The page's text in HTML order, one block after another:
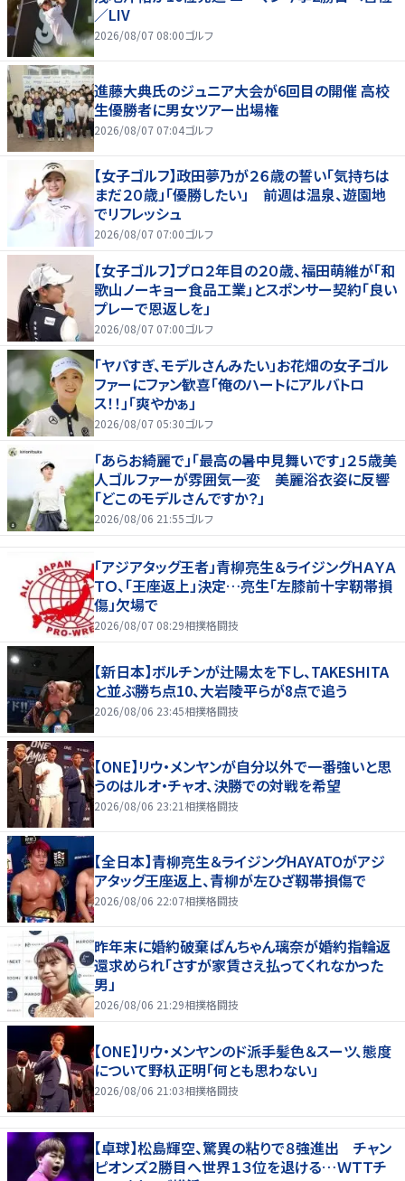
／LIV
2026/08/07 08:00ゴルフ
進藤大典氏のジュニア大会が6回目の開催 高校
生優勝者に男女ツアー出場権
2026/08/07 07:04ゴルフ
【女子ゴルフ】政田夢乃が２６歳の誓い「気持ちは
まだ２０歳」「優勝したい」 前週は温泉、遊園地
でリフレッシュ
2026/08/07 07:00ゴルフ
【女子ゴルフ】プロ２年目の２０歳、福田萌維が「和
歌山ノーキョー食品工業」とスポンサー契約「良い
プレーで恩返しを」
2026/08/07 07:00ゴルフ
「ヤバすぎ、モデルさんみたい」お花畑の女子ゴル
ファーにファン歓喜「俺のハートにアルバトロ
ス！！」「爽やかぁ」
2026/08/07 05:30ゴルフ
「あらお綺麗で」「最高の暑中見舞いです」２５歳美
人ゴルファーが雰囲気一変 美麗浴衣姿に反響
「どこのモデルさんですか？」
2026/08/06 21:55ゴルフ
「アジアタッグ王者」青柳亮生＆ライジングＨＡＹＡ
ＴＯ、「王座返上」決定…亮生「左膝前十字靭帯損
傷」欠場で
2026/08/07 08:29相撲格闘技
【新日本】ボルチンが辻陽太を下し、TAKESHITA
と並ぶ勝ち点10、大岩陵平らが8点で追う
2026/08/06 23:45相撲格闘技
【ONE】リウ・メンヤンが自分以外で一番強いと思
うのはルオ・チャオ、決勝での対戦を希望
2026/08/06 23:21 相撲格闘技
【全日本】青柳亮生＆ライジングHAYATOがアジ
アタッグ王座返上、青柳が左ひざ靱帯損傷で
2026/08/06 22:07相撲格闘技
昨年末に婚約破棄ぱんちゃん璃奈が婚約指輪返
還求められ「さすが家賃さえ払ってくれなかった
男」
2026/08/06 21:29相撲格闘技
【ONE】リウ・メンヤンのド派手髪色＆スーツ、態度
について野杁正明「何とも思わない」
2026/08/06 21:03相撲格闘技
【卓球】松島輝空、驚異の粘りで８強進出 チャン
ピオンズ２勝目へ世界１３位を退ける…ＷＴＴチ